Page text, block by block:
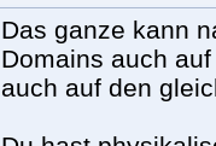
Das ganze kann
Domains auch
auch auf den